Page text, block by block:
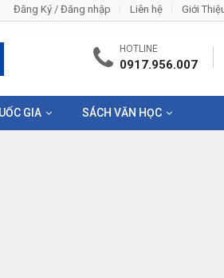
Đăng Ký / Đăng nhập Liên hệ Giới
HOTLINE
0917.956.007
GIA SÁCH VĂN HỌC